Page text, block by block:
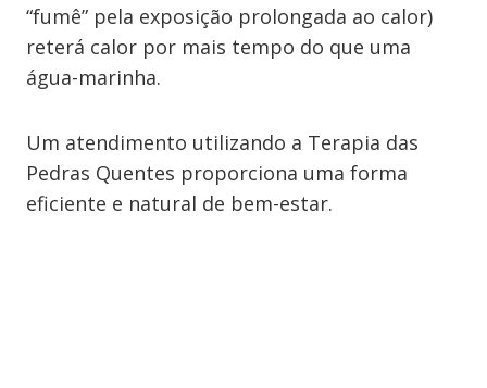
“fumê” pela exposição prolongada ao calor)
reterá calor por mais tempo do que uma
água-marinha.
Um atendimento utilizando a Terapia das
Pedras Quentes proporciona uma forma
eficiente e natural de bem-estar.